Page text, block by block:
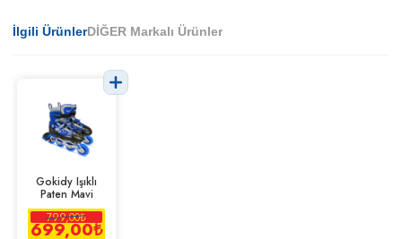
İlgili ÜrünlerDİĞER Markalı Ürünler
Gokidy Işıklı
Paten Mavi
799,00₺
699,00₺